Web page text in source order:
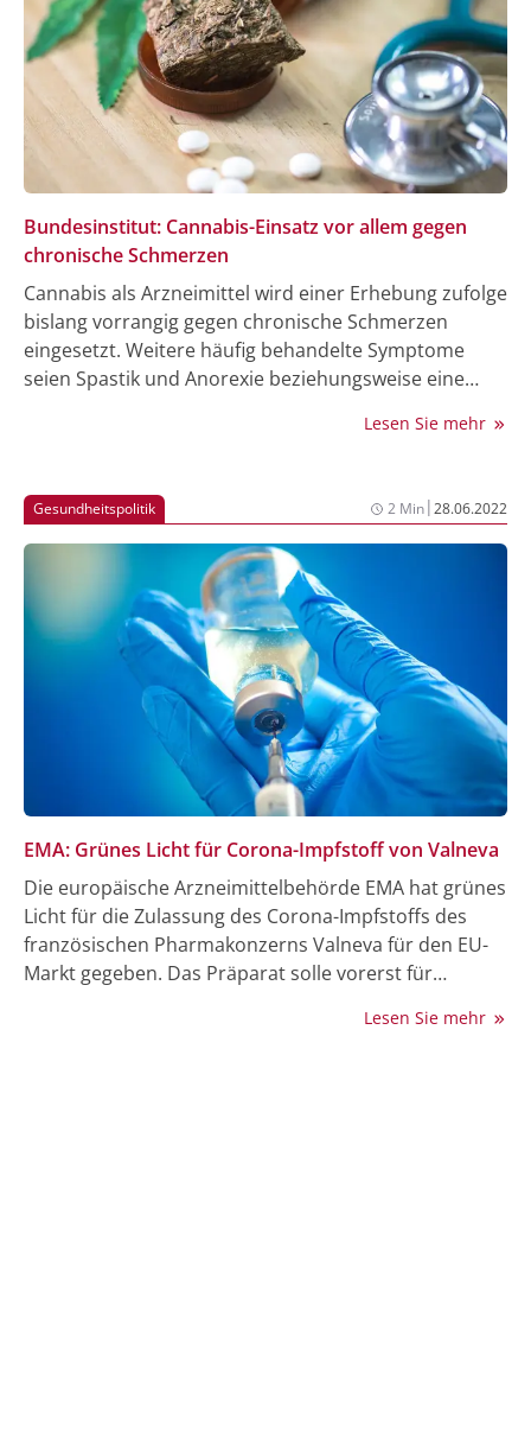
Bundesinstitut: Cannabis-Einsatz vor allem gegen
chronische Schmerzen
Cannabis als Arzneimittel wird einer Erhebung zufolge
bislang vorrangig gegen chronische Schmerzen
eingesetzt. Weitere häufig behandelte Symptome
seien Spastik und Anorexie beziehungsweise eine
das Bundesinstitut für Arzneimittel und
Cannabis-Arzneimittel seien die behandelten
Personen im Durchschnitt 57 Jahre alt und in der
Mehrzahl weiblich, hieß es.
Lesen Sie mehr
Gesundheitspolitik 2 Min|28.06.2022
EMA: Grünes Licht für Corona-Impfstoff von Valneva
Die europäische Arzneimittelbehörde EMA hat grünes
Licht für die Zulassung des Corona-Impfstoffs des
französischen Pharmakonzerns Valneva für den EU-
Markt gegeben. Das Präparat solle vorerst für
teilte die EMA am 23. Juni in Amsterdam mit. Offiziell
Lesen Sie mehr